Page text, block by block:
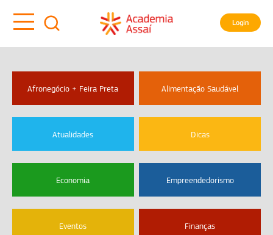
Login
Afronegócio + Feira Preta Alimentação Saudável
Atualidades Dicas
Economia Empreendedorismo
Eventos Finanças